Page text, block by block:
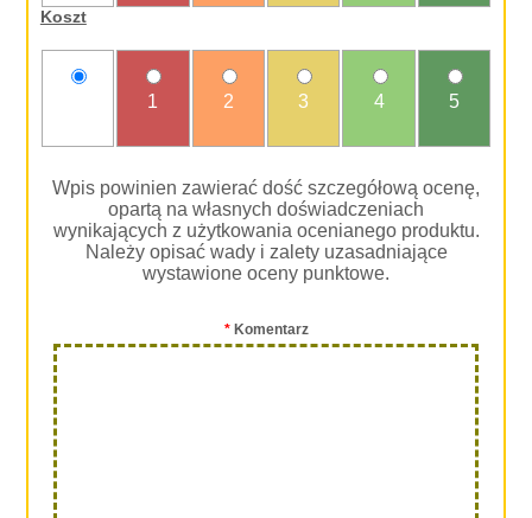
Koszt
1 2 3 4 5
Wpis powinien zawierać dość szczegółową ocenę,
opartą na własnych doświadczeniach
wynikających z użytkowania ocenianego produktu.
Należy opisać wady i zalety uzasadniające
wystawione oceny punktowe.
*Komentarz